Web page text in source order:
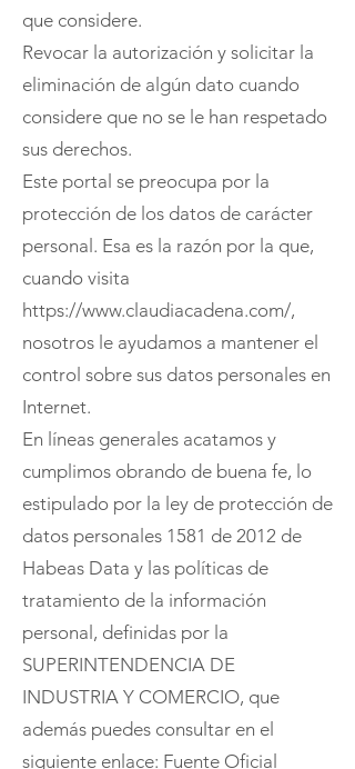
que considere.
Revocar la autorización y solicitar la
eliminación de algún dato cuando
considere que no se le han respetado
sus derechos.
Este portal se preocupa por la
protección de los datos de carácter
personal. Esa es la razón por la que,
cuando visita
https://www.claudiacadena.com/,
nosotros le ayudamos a mantener el
control sobre sus datos personales en
Internet.
En líneas generales acatamos y
cumplimos obrando de buena fe, lo
estipulado por la ley de protección de
datos personales 1581 de 2012 de
Habeas Data y las políticas de
tratamiento de la información
personal, definidas por la
SUPERINTENDENCIA DE
INDUSTRIA Y COMERCIO, que
además puedes consultar en el
siguiente enlace: Fuente Oficial